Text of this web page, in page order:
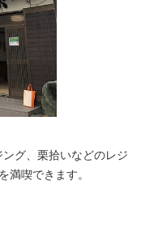
グ、栗拾いなどのレジ
満喫できます。